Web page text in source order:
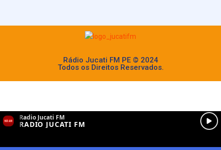
Rádio Jucati FM PE © 2024
Todos os Direitos Reservados.